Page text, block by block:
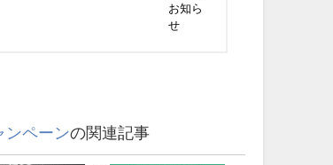
お知ら
せ
ンペーンの関連記事